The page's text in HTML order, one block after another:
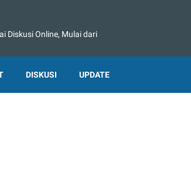
Diskusi Online, Mulai dari
DISKUSI UPDATE